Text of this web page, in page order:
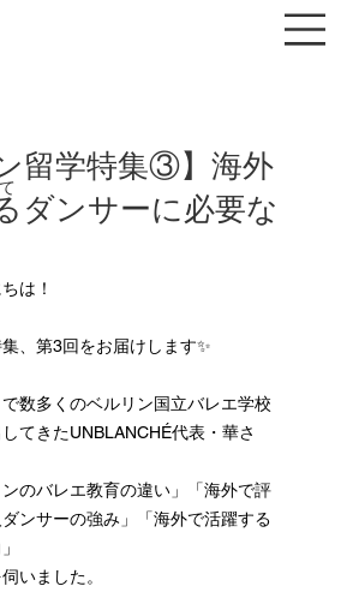
留学特集③】海外
ダンサーに必要な
は！
、第3回をお届けします✨
数多くのベルリン国立バレエ学校
てきたUNBLANCHÉ代表・華さ
ンのバレエ教育の違い」「海外で評
ンサーの強み」「海外で活躍する
いました。